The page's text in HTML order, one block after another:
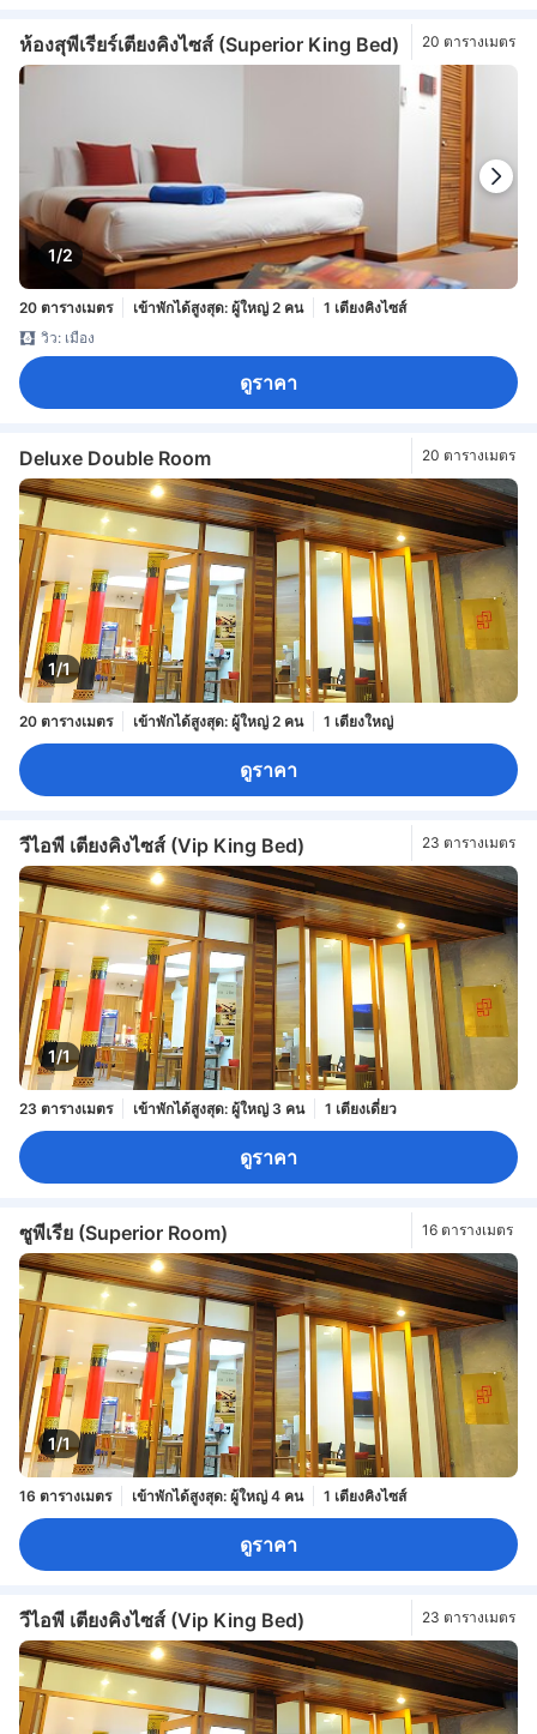
ห้องสุพีเรียร์เตียงคิงไซส์ (Superior King Bed) 20 ตารางเมตร
1/2
20 ตารางเมตร เข้าพักได้สูงสุด: ผู้ใหญ่ 2 คน
1 เตียงคิงไซส์
วิว: เมือง
ดูราคา
Deluxe Double Room 20 ตารางเมตร
1/1
20 ตารางเมตร เข้าพักได้สูงสุด: ผู้ใหญ่ 2 คน 1 เตียงใหญ่
ดูราคา
วีไอพี เตียงคิงไซส์ (Vip King Bed) 23 ตารางเมตร
1/1
23 ตารางเมตร เข้าพักได้สูงสุด: ผู้ใหญ่ 3 คน 1 เตียงเดี่ยว
ดูราคา
ซูพีเรีย (Superior Room) 16 ตารางเมตร
1/1
16 ตารางเมตร เข้าพักได้สูงสุด: ผู้ใหญ่ 4 คน 1 เตียงคิงไซส์
ดูราคา
วีไอพี เตียงคิงไซส์ (Vip King Bed) 23 ตารางเมตร